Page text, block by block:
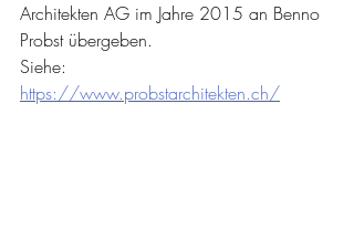
Architekten AG im Jahre 2015 an Benno
Probst übergeben.
Siehe:
https://www.probstarchitekten.ch/